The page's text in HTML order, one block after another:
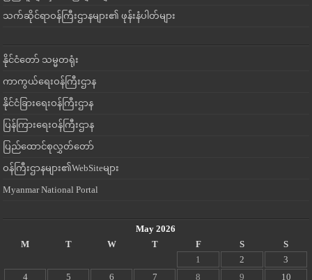
သက်ဆိုင်ရာဝန်ကြီးဌာနများ၏ ဖုန်းနံပါတ်များ
နိုင်ငံတော် သမ္မတရုံး
ကာကွယ်ရေးဝန်ကြီးဌာန
နိုင်ငံခြားရေးဝန်ကြီးဌာန
ပြန်ကြားရေးဝန်ကြီးဌာန
ပြည်ထောင်စုလွှတ်တော်
ဝန်ကြီးဌာနများ၏WebSiteများ
Myanmar National Portal
May 2026
M
T W T F S
S
1
2
3
4
5 6 7 8 9 10